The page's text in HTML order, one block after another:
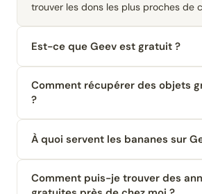
trouver les dons les plus proches de
Est-ce que Geev est gratuit ?
Comment récupérer des objets
?
À quoi servent les bananes sur
Comment puis-je trouver des